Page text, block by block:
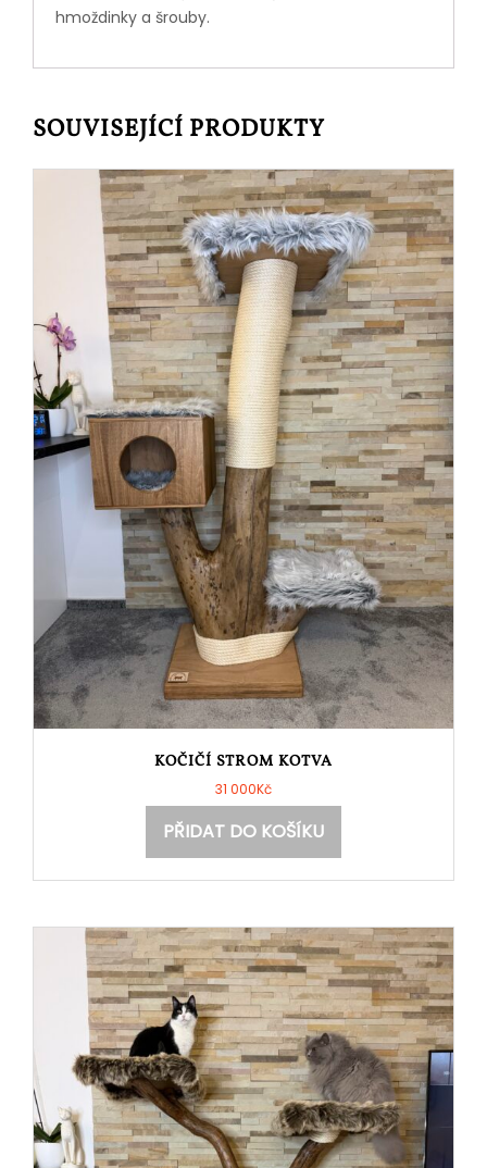
hmoždinky a šrouby.
SOUVISEJÍCÍ PRODUKTY
KOČIČÍ STROM KOTVA
31 000Kč
PŘIDAT DO KOŠÍKU